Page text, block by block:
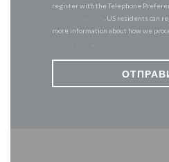
register with the Telephone
. US residents can
more information about how we